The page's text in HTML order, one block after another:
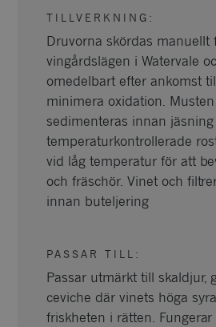
TILLVERKNING :
Druvorna skördas manuellt
vingårdslägen i Watervale
omedelbart efter ankomst
minimera oxidation. Musten
sedimenteras innan jäsning
temperaturkontrollerade
vid låg temperatur för att
och fräschör. Vinet och
innan buteljering
PASSAR TILL :
Passar utmärkt till skaldjur,
ceviche där vinets höga
friskheten i rätten.